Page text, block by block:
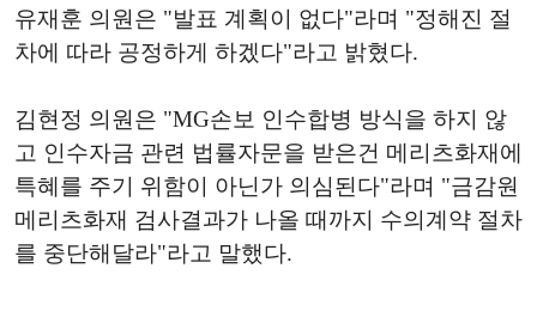
유재훈 의원은 "발표 계획이 없다"라며 "정해진 절
차에 따라 공정하게 하겠다"라고 밝혔다.
김현정 의원은 "MG손보 인수합병 방식을 하지 않
고 인수자금 관련 법률자문을 받은건 메리츠화재에
특혜를 주기 위함이 아닌가 의심된다"라며 "금감원
메리츠화재 검사결과가 나올 때까지 수의계약 절차
를 중단해달라"라고 말했다.